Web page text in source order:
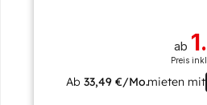
ab
Preis
Ab33,49 €/Mo.mieten mit